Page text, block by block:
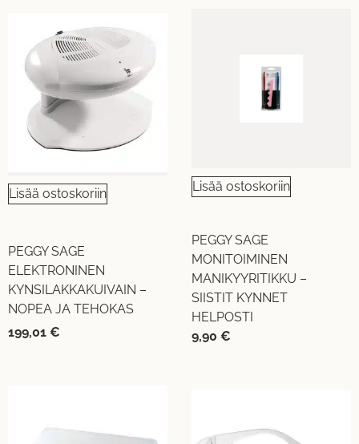
Lisää ostoskoriin
PEGGY SAGE
ELEKTRONINEN
KYNSILAKKAKUIVAIN –
NOPEA JA TEHOKAS
199,01 €
Lisää ostoskoriin
PEGGY SAGE
MONITOIMINEN
MANIKYYRITIKKU –
SIISTIT KYNNET
HELPOSTI
9,90 €